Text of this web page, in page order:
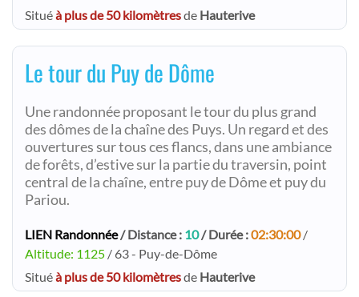
Situéà plus de 50 kilomètresde Hauterive
Le tour du Puy de Dôme
Une randonnée proposant le tour du plus grand
des dômes de la chaîne des Puys. Un regard et des
ouvertures sur tous ces flancs, dans une ambiance
de forêts, d’estive sur la partie du traversin, point
central de la chaîne, entre puy de Dôme et puy du
Pariou.
LIEN Randonnée/ Distance : 10/ Durée :02:30:00/
Altitude: 1125 / 63 - Puy-de-Dôme
Situéà plus de 50 kilomètresde Hauterive